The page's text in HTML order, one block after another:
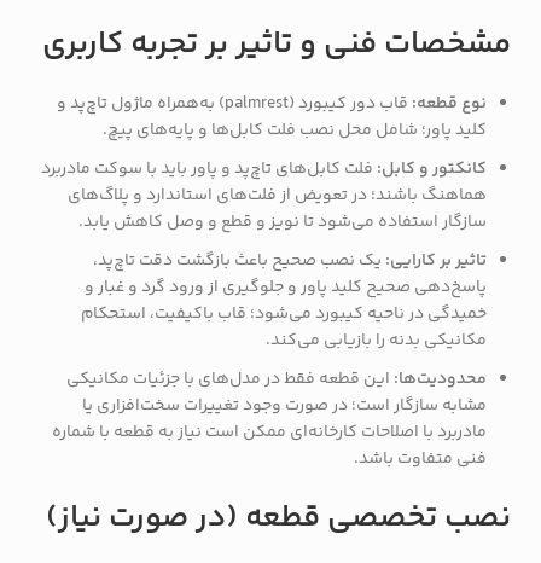
مشخصات فنی و تاثیر بر تجربه کاربری
نوع قطعه:
قاب دور کیبورد (palmrest) به‌همراه ماژول تاچ‌پد و
کلید پاور؛ شامل محل نصب فلت کابل‌ها و پایه‌های پیچ.
کانکتور و کابل: فلت کابل‌های تاچ‌پد و پاور باید با سوکت مادربرد
هماهنگ باشند؛ در تعویض از فلت‌های استاندارد و پلاگ‌های
سازگار استفاده می‌شود تا نویز و قطع و وصل کاهش یابد.
تاثیر بر کارایی: یک نصب صحیح باعث بازگشت دقت تاچ‌پد،
پاسخ‌دهی صحیح کلید پاور و جلوگیری از ورود گرد و غبار و
خمیدگی در ناحیه کیبورد می‌شود؛ قاب باکیفیت، استحکام
مکانیکی بدنه را بازیابی می‌کند.
محدودیت‌ها: این قطعه فقط در مدل‌های با جزئیات مکانیکی
مشابه سازگار است؛ در صورت وجود تغییرات سخت‌افزاری یا
مادربرد با اصلاحات کارخانه‌ای ممکن است نیاز به قطعه با شماره
فنی متفاوت باشد.
نصب تخصصی قطعه (در صورت نیاز)